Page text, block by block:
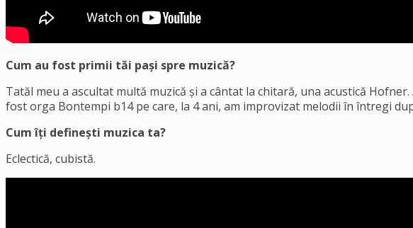
Cum au fost primii tăi pași spre muzică?
Tatăl meu a ascultat multă muzică și a cântat la chitară, una acustică
fost orga Bontempi b14 pe care, la 4 ani, am improvizat melodii în întregi
Cum îți definești muzica ta?
Eclectică, cubistă.